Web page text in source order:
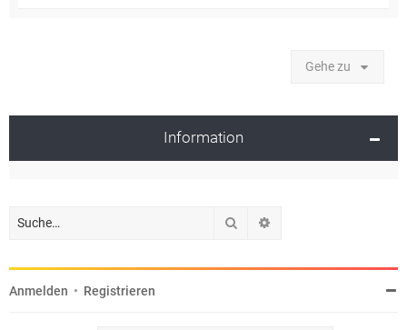
Gehe zu
Information
Suche
Anmelden • Registrieren